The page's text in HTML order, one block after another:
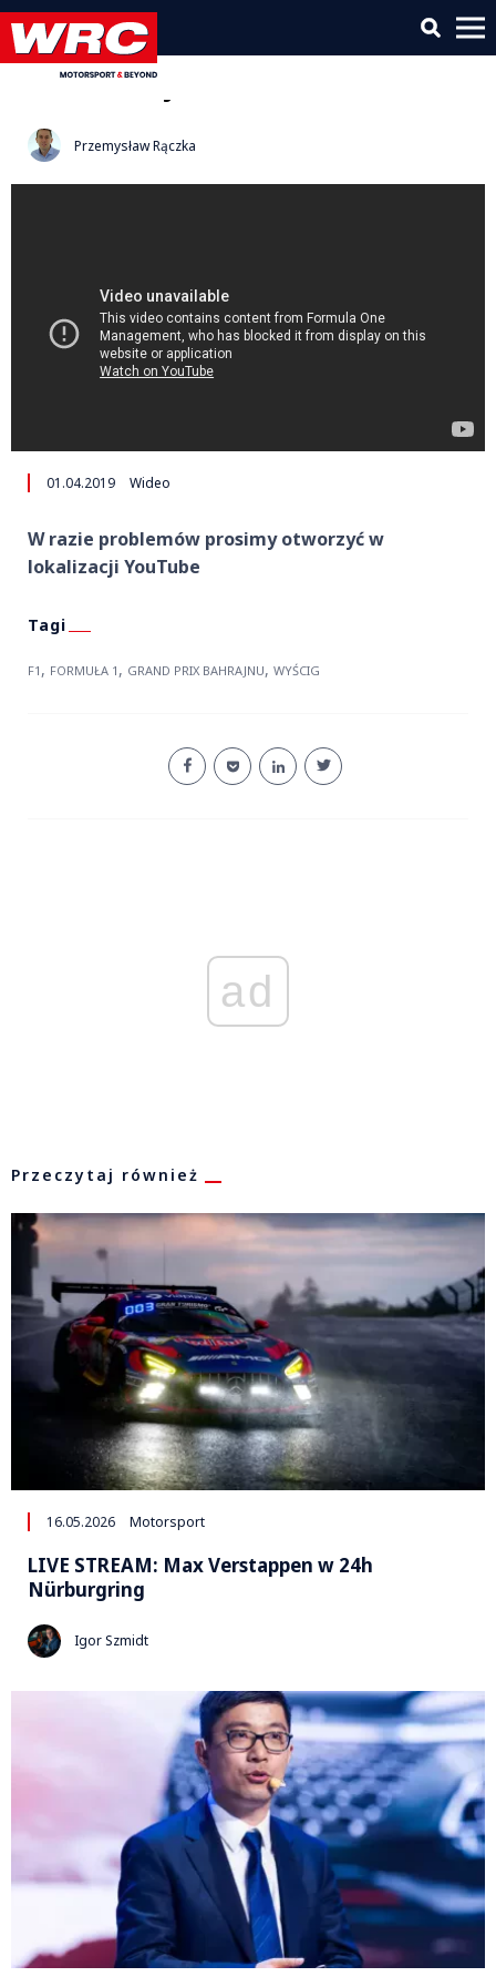
Wyścig | Highlights | F1 | Grand
Prix Bahrajnu 2019
Przemysław Rączka
01.04.2019 Wideo
W razie problemów prosimy otworzyć w
lokalizacji YouTube
F1 , FORMUŁA 1 , GRAND PRIX BAHRAJNU, WYŚCIG
ad
Przeczytaj również
16.05.2026 Motorsport
LIVE STREAM: Max Verstappen w 24h
Nürburgring
Igor Szmidt